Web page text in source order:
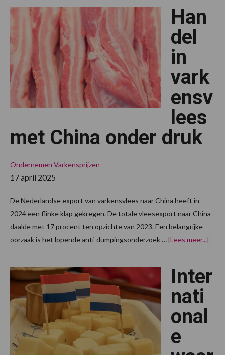
niet
langer
volume
Han
del
in
vark
ensv
lees
met China onder druk
Ondernemen Varkensprijzen
17 april 2025
De Nederlandse export van varkensvlees naar China heeft in
2024 een flinke klap gekregen. De totale vleesexport naar China
daalde met 17 procent ten opzichte van 2023. Een belangrijke
oorzaak is het lopende anti-dumpingsonderzoek …[Lees meer...]
Inter
nati
onal
e